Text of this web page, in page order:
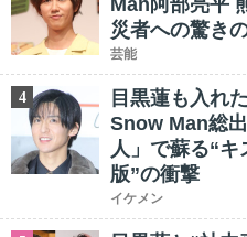
Man阿部亮平
災者への驚き
芸能
4
目黒蓮も入れ
Snow Man総
人」で蘇る“
版”の衝撃
イケメン